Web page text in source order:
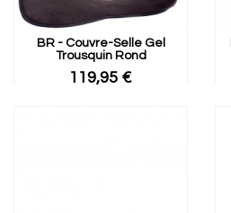
BR - Couvre-Selle Gel
Trousquin Rond
119,95 €